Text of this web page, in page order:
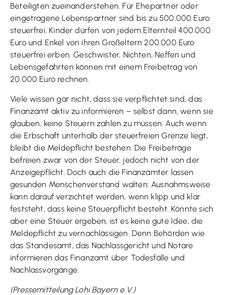
Beteiligten zueinanderstehen. Für Ehepartner oder
eingetragene Lebenspartner sind bis zu 500.000 Euro
steuerfrei. Kinder dürfen von jedem Elternteil 400.000
Euro und Enkel von ihren Großeltern 200.000 Euro
steuerfrei erben. Geschwister, Nichten, Neffen und
Lebensgefährten können mit einem Freibetrag von
20.000 Euro rechnen.
Viele wissen gar nicht, dass sie verpflichtet sind, das
Finanzamt aktiv zu informieren – selbst dann, wenn sie
glauben, keine Steuern zahlen zu müssen. Auch wenn
die Erbschaft unterhalb der steuerfreien Grenze liegt,
bleibt die Meldepflicht bestehen. Die Freibeträge
befreien zwar von der Steuer, jedoch nicht von der
Anzeigepflicht. Doch auch die Finanzämter lassen
gesunden Menschenverstand walten: Ausnahmsweise
kann darauf verzichtet werden, wenn klipp und klar
feststeht, dass keine Steuerpflicht besteht. Könnte sich
aber eine Steuer ergeben, ist es keine gute Idee, die
Meldepflicht zu vernachlässigen. Denn Behörden wie
das Standesamt, das Nachlassgericht und Notare
informieren das Finanzamt über Todesfälle und
Nachlassvorgänge.
(Pressemitteilung Lohi Bayern e.V.)